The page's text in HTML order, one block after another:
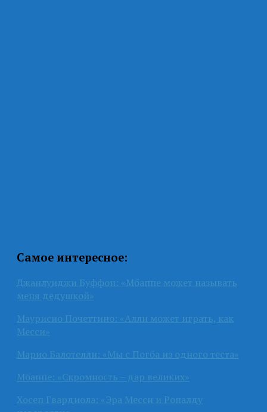
Самое интересное:
Джанлуиджи Буффон: «Мбаппе может называть
меня дедушкой»
Маурисио Почеттино: «Алли может играть, как
Месси»
Марио Балотелли: «Мы с Погба из одного теста»
Мбаппе: «Скромность – дар великих»
Хосеп Гвардиола: «Эра Месси и Роналду